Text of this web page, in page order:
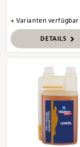
+ Varianten verfügbar
DETAILS